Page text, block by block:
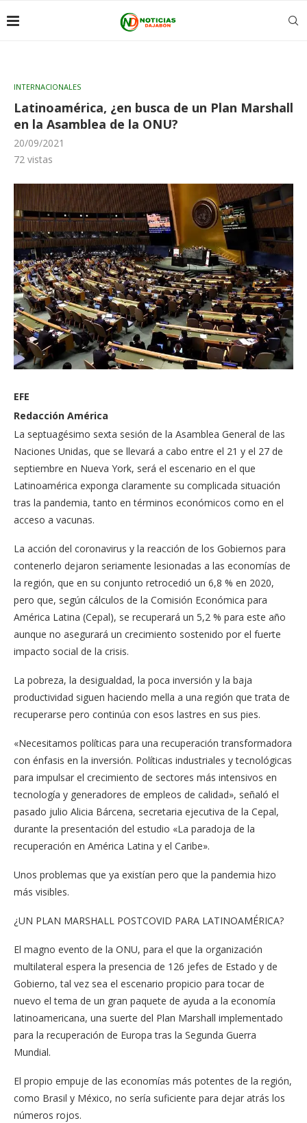
INTERNACIONALES
Latinoamérica, ¿en busca de un Plan Marshall
en la Asamblea de la ONU?
20/09/2021
72 vistas
EFE
Redacción América
La septuagésimo sexta sesión de la Asamblea General de las
Naciones Unidas, que se llevará a cabo entre el 21 y el 27 de
septiembre en Nueva York, será el escenario en el que
Latinoamérica exponga claramente su complicada situación
tras la pandemia, tanto en términos económicos como en el
acceso a vacunas.
La acción del coronavirus y la reacción de los Gobiernos para
contenerlo dejaron seriamente lesionadas a las economías de
la región, que en su conjunto retrocedió un 6,8 % en 2020,
pero que, según cálculos de la Comisión Económica para
América Latina (Cepal), se recuperará un 5,2 % para este año
aunque no asegurará un crecimiento sostenido por el fuerte
impacto social de la crisis.
La pobreza, la desigualdad, la poca inversión y la baja
productividad siguen haciendo mella a una región que trata de
recuperarse pero continúa con esos lastres en sus pies.
«Necesitamos políticas para una recuperación transformadora
con énfasis en la inversión. Políticas industriales y tecnológicas
para impulsar el crecimiento de sectores más intensivos en
tecnología y generadores de empleos de calidad», señaló el
pasado julio Alicia Bárcena, secretaria ejecutiva de la Cepal,
durante la presentación del estudio «La paradoja de la
recuperación en América Latina y el Caribe».
Unos problemas que ya existían pero que la pandemia hizo
más visibles.
¿UN PLAN MARSHALL POSTCOVID PARA LATINOAMÉRICA?
El magno evento de la ONU, para el que la organización
multilateral espera la presencia de 126 jefes de Estado y de
Gobierno, tal vez sea el escenario propicio para tocar de
nuevo el tema de un gran paquete de ayuda a la economía
latinoamericana, una suerte del Plan Marshall implementado
para la recuperación de Europa tras la Segunda Guerra
Mundial.
El propio empuje de las economías más potentes de la región,
como Brasil y México, no sería suficiente para dejar atrás los
números rojos.